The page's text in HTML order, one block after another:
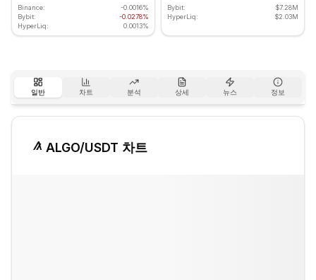
Binance:
-0.0016%
Bybit:
-0.0278%
HyperLiq:
0.0013%
Bybit:
$7.28M
HyperLiq:
$2.03M
일반 차트 분석 상세 뉴스 정보
ALGO/USDT 차트